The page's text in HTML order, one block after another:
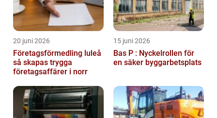
20 juni 2026
Företagsförmedling luleå
så skapas trygga
företagsaffärer i norr
15 juni 2026
Bas P : Nyckelrollen för
en säker byggarbetsplats